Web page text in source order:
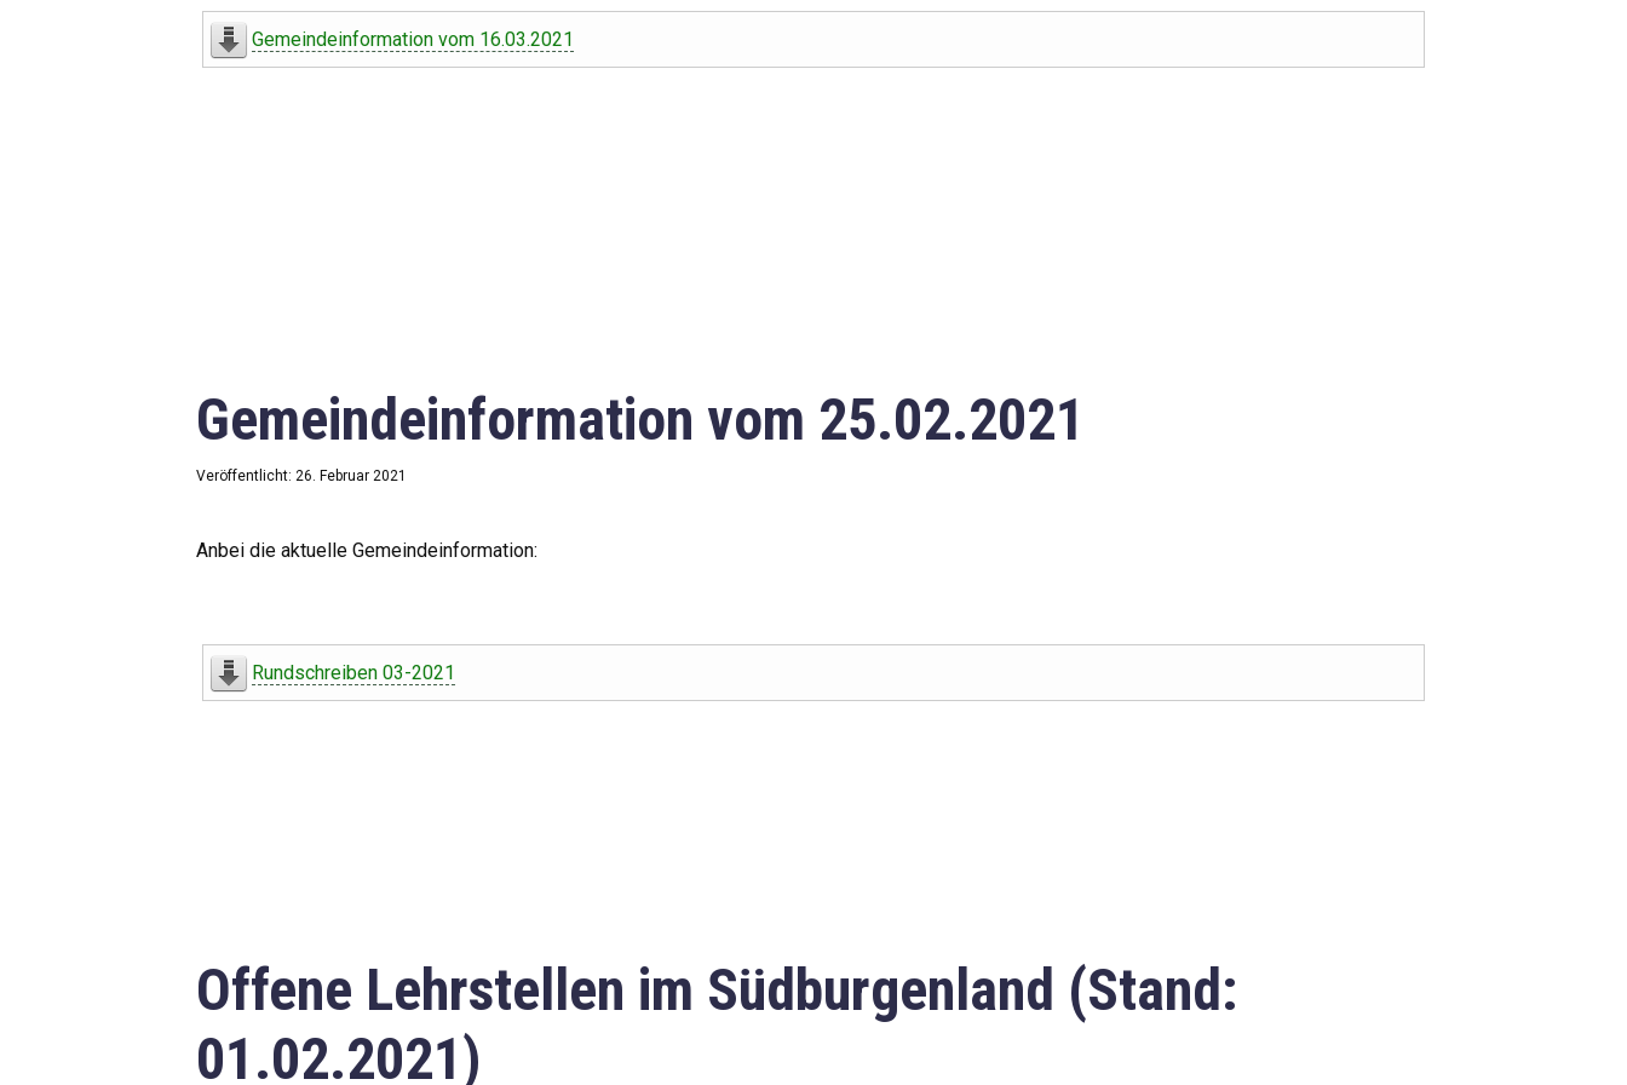
Offener Haushalt
Downloads
Impressum
Gemeindeinformation vom 16.03.2021
Gemeindeinformation vom 25.02.2021
Veröffentlicht: 26. Februar 2021
Anbei die aktuelle Gemeindeinformation:
Rundschreiben 03-2021
Offene Lehrstellen im Südburgenland (Stand:
01.02.2021)